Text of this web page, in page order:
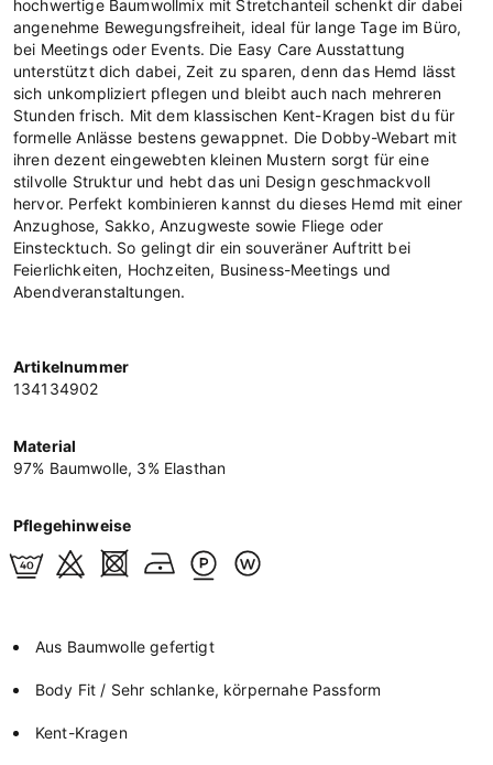
hochwertige Baumwollmix mit Stretchanteil schenkt dir dabei
angenehme Bewegungsfreiheit, ideal für lange Tage im Büro,
bei Meetings oder Events. Die Easy Care Ausstattung
unterstützt dich dabei, Zeit zu sparen, denn das Hemd lässt
sich unkompliziert pflegen und bleibt auch nach mehreren
Stunden frisch. Mit dem klassischen Kent-Kragen bist du für
formelle Anlässe bestens gewappnet. Die Dobby-Webart mit
ihren dezent eingewebten kleinen Mustern sorgt für eine
stilvolle Struktur und hebt das uni Design geschmackvoll
hervor. Perfekt kombinieren kannst du dieses Hemd mit einer
Anzughose, Sakko, Anzugweste sowie Fliege oder
Einstecktuch. So gelingt dir ein souveräner Auftritt bei
Feierlichkeiten, Hochzeiten, Business-Meetings und
Abendveranstaltungen.
Artikelnummer
134134902
Material
97% Baumwolle, 3% Elasthan
Pflegehinweise
Aus Baumwolle gefertigt
Body Fit / Sehr schlanke, körpernahe Passform
Kent-Kragen